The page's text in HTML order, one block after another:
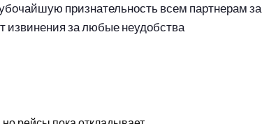
признательность всем партнерам за
извинения за любые неудобства